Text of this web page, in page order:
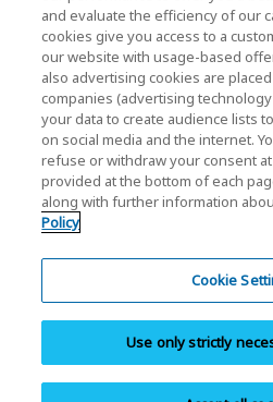
Página de inicio de
Corporation
Relaciones con
Marcas comerciales
Mapa del sitio
and evaluate the efficiency of our
cookies give you access to a
our website with usage-based
also advertising cookies are
companies (advertising
your data to create audience lists
on social media and the internet.
refuse or withdraw your consent
provided at the bottom of each
along with further information
Policy
Cookie
Use only strictly